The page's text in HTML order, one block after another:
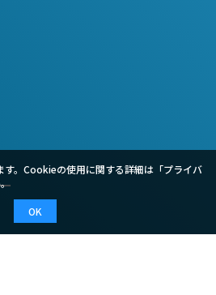
。Cookieの使用に関する詳細は「プライバ
OK